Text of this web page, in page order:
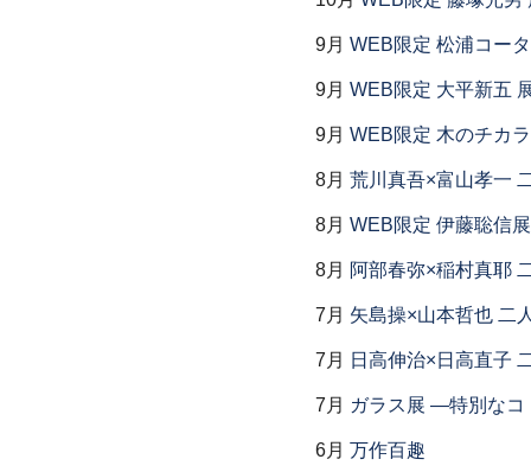
9月 WEB限定 松浦コー
9月 WEB限定 大平新五
9月 WEB限定 木のチカ
8月 荒川真吾×富山孝一
8月 WEB限定 伊藤聡信展
8月 阿部春弥×稲村真耶
7月 矢島操×山本哲也 二
7月 日高伸治×日高直子
7月 ガラス展 ―特別な
6月 万作百趣